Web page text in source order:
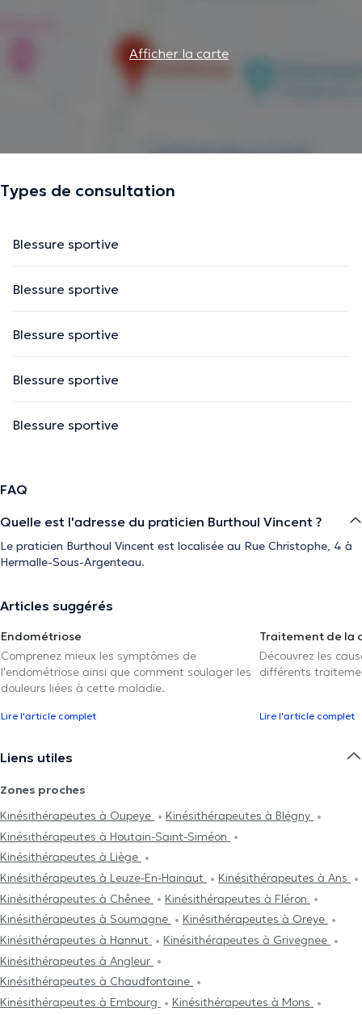
Afficher la carte
Types de consultation
Blessure sportive
Blessure sportive
Blessure sportive
Blessure sportive
Blessure sportive
FAQ
Quelle est l'adresse du praticien Burthoul Vincent ?
Le praticien Burthoul Vincent est localisée au Rue Christophe, 4 à
Hermalle-Sous-Argenteau.
Articles suggérés
Endométriose
Comprenez mieux les symptômes de
l'endométriose ainsi que comment soulager les
douleurs liées à cette maladie.
Lire l'article complet
Traitement de la
Découvrez les
différents
Lire l'article complet
Liens utiles
Zones proches
Kinésithérapeutes à Oupeye
Kinésithérapeutes à Blégny
Kinésithérapeutes à Houtain-Saint-Siméon
Kinésithérapeutes à Liège
Kinésithérapeutes à Leuze-En-Hainaut
Kinésithérapeutes à Ans
Kinésithérapeutes à Chênee
Kinésithérapeutes à Fléron
Kinésithérapeutes à Soumagne
Kinésithérapeutes à Oreye
Kinésithérapeutes à Hannut
Kinésithérapeutes à Grivegnee
Kinésithérapeutes à Angleur
Kinésithérapeutes à Chaudfontaine
Kinésithérapeutes à Embourg
Kinésithérapeutes à Mons